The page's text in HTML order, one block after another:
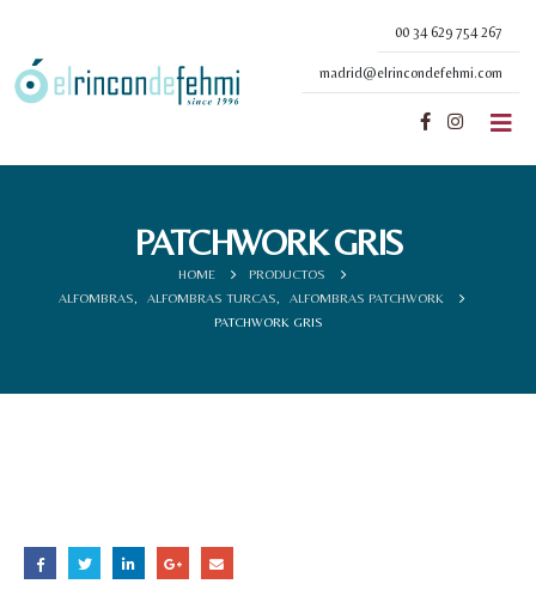
00 34 629 754 267
madrid@elrincondefehmi.com
PATCHWORK GRIS
HOME
PRODUCTOS
ALFOMBRAS
ALFOMBRAS TURCAS
ALFOMBRAS PATCHWORK
PATCHWORK GRIS